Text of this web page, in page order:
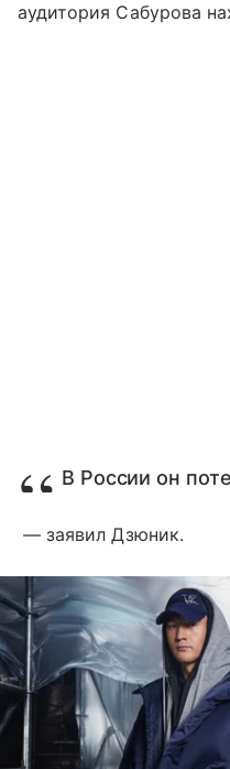
аудитория Сабурова
В России он
— заявил Дзюник.